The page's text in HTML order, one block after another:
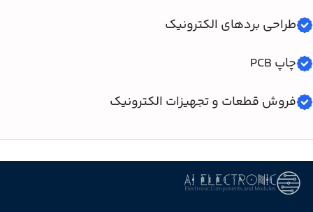
طراحی بردهای الکترونیک
چاپ PCB
فروش قطعات و تجهیزات الکترونیک